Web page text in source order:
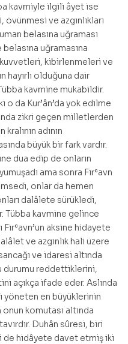
kavmiyle ilgili âyet ise
ve azgınlıkları
belasına uğraması
uğramasına
kuvvetleri, kibirlenmeleri ve
hayırlı olduğuna dair
kavmine mukabildir.
o da Kur’ân’da yok edilme
zikri geçen milletlerden
adının
büyük bir fark vardır.
dua edip de onların
ama sonra Firʿavn
onlar da hemen
dalâlete sürükledi,
Tübba kavmine gelince
aksine hidayete
ve azgınlık hali üzere
ve idaresi altında
durumu reddettiklerini,
açıkça ifade eder. Aslında
yöneten en büyüklerinin
komutası altında
Duhân sûresi, biri
de hidâyete davet etmiş iki